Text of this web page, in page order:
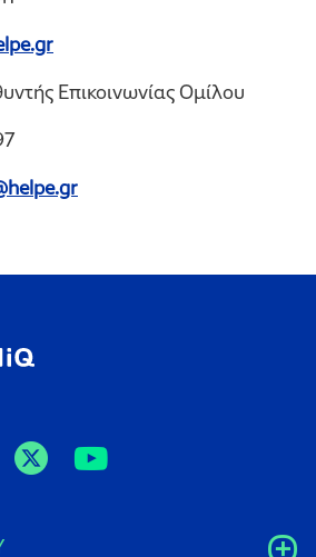
Επικοινωνίας Ομίλου